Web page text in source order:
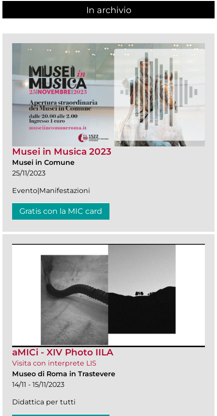
In archivio
Musei in Musica 2023
Musei in Comune
25/11/2023
Evento|Manifestazioni
Gratis con la MIC card
aMICi - XIV Photo IILA
Visita con interprete LIS
Museo di Roma in Trastevere
14/11 - 15/11/2023
Didattica per tutti